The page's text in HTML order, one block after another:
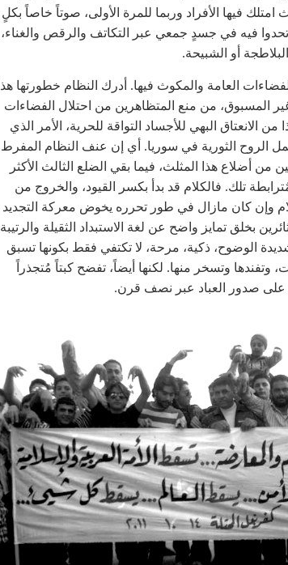
فيها الأفراد وربما للمرة الأولى، صوتاً خاصاً بكلٍ
فيه في جسدٍ جمعي عبر التكاتف والرقص والغناء،
أو الشبيحة.
العامة والمكوث فيها. أدرك النظام خطورتها هذا
المسبوق، من منع المتظاهرين من احتلال الفضاءات
من الانعتاق البهي للأجساد التواقة للحرية، الأمر الذي
الروح الثورية في سوريا. أي إن عنف النظام المفرط
أضلاع هذا المثلث، فيما بقي الضلع الثالث الأكثر
تلك. فالكلام قد بدأ بكسر القيود، والخروج من
وإن كان مازال في طور تحرره يخوض معركة التجديد
بخلق تمايز واضح عن لغة الاستبداد الثقيلة والرتيبة
الوضوح، ذكية، مرحة، لا تكتفي فقط بكونها تسبق
وتفندها وتسخر منها. لكنها أيضاً، تفضح كبتاً مُتجذراً
صدور العباد عبر نصف قرن.